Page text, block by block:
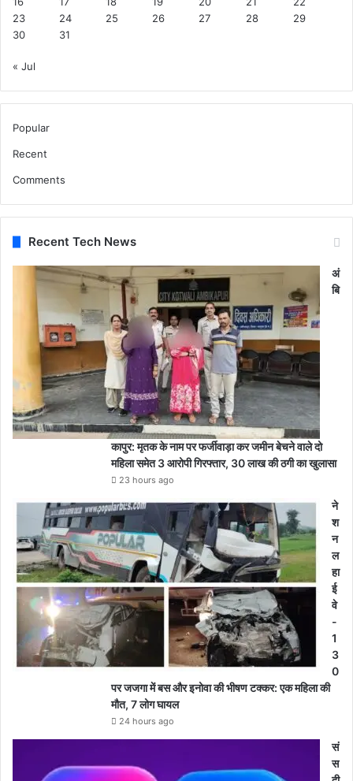
23
24 25 26 27 28
29
30
31
« Jul
Popular
Recent
Comments
Recent Tech News
अं
बि
कापुर: मृतक के नाम पर फर्जीवाड़ा कर जमीन बेचने वाले दो
महिला समेत 3 आरोपी गिरफ्तार, 30 लाख की ठगी का खुलासा
23 hours ago
ने
श
न
ल
हा
ई
वे
-
1
3
0
पर जजगा में बस और इनोवा की भीषण टक्कर: एक महिला की
मौत, 7 लोग घायल
24 hours ago
सं
स